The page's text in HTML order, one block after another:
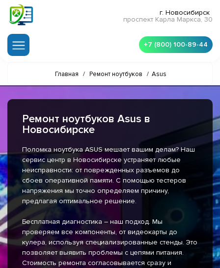
г. Новосибирск
проспект Карла Маркса, 30
+7 (800) 100-89-44
Главная / Ремонт ноутбуков / Asus
Ремонт ноутбуков Asus в
Новосибирске
Поломка ноутбука ASUS мешает вашим делам? Наш
сервис центр в Новосибирске устраняет любые
неисправности: от поврежденных разъемов до
сбоев оперативной памяти. С помощью тестеров
напряжения мы точно определяем причину,
предлагая оптимальное решение.
Бесплатная диагностика – наш подход. Мы
проверяем все компоненты, от видеокарты до
кулера, используя специализированные стенды. Это
позволяет выявить проблемы с цепями питания.
Стоимость ремонта согласовывается сразу и